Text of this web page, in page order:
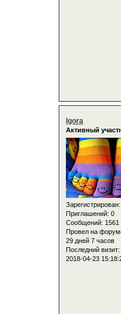
Igora
Активный
Зарегистрирован
Приглашений: 0
Сообщений: 1561
Провел на
29 дней 7 часов
Последний визит:
2018-04-23